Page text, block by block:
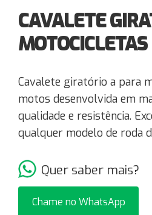
CAVALETE
MOTOCICLETAS
Cavalete giratório a para
motos desenvolvida em
qualidade e resistência.
qualquer modelo de roda
Quer saber mais?
Chame no WhatsApp